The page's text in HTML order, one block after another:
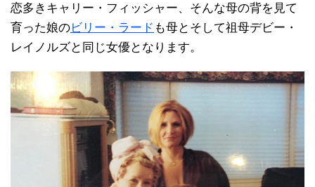
恋多きキャリー・フィッシャー、そんな母の背を見て
育った娘のビリー・ラード も母とそして祖母デビー・
レイノルズと同じ女優となります。